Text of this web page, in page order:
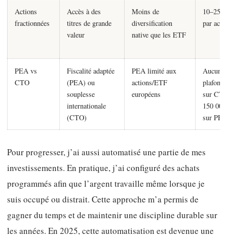
Actions
fractionnées
Accès à des
titres de grande
valeur
Moins de
diversification
native que les ETF
10–25€
par
PEA vs
CTO
Fiscalité adaptée
(PEA) ou
souplesse
internationale
(CTO)
PEA limité aux
actions/ETF
européens
Aucun
plafond
sur
150
sur PEA
Pour progresser, j’ai aussi automatisé une partie de mes
investissements. En pratique, j’ai configuré des achats
programmés afin que l’argent travaille même lorsque je
suis occupé ou distrait. Cette approche m’a permis de
gagner du temps et de maintenir une discipline durable sur
les années. En 2025, cette automatisation est devenue une